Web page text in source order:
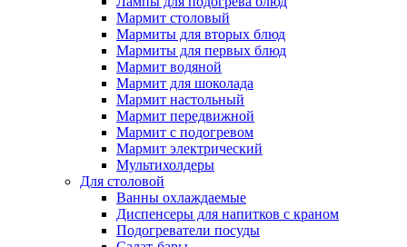
Мармит столовый
Мармиты для вторых блюд
Мармиты для первых блюд
Мармит водяной
Мармит для шоколада
Мармит настольный
Мармит передвижной
Мармит с подогревом
Мармит электрический
Мультихолдеры
Для столовой
Ванны охлаждаемые
Диспенсеры для напитков с краном
Подогреватели посуды